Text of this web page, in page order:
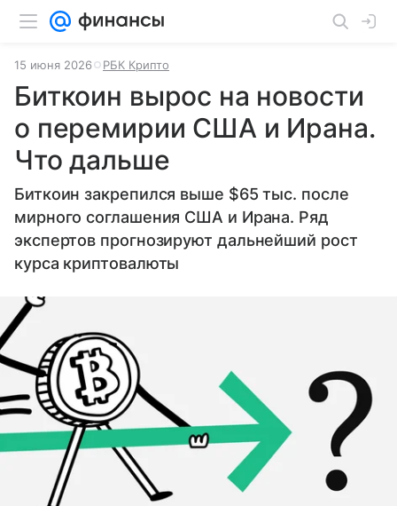
15 июня 2026 РБК Крипто
Биткоин вырос на новости
о перемирии США и Ирана.
Что дальше
Биткоин закрепился выше $65 тыс. после
мирного соглашения США и Ирана. Ряд
экспертов прогнозируют дальнейший рост
курса криптовалюты